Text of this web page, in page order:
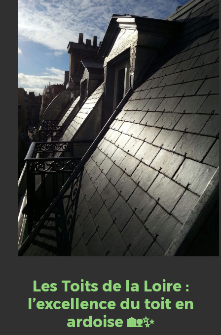
Les Toits de la Loire :
l’excellence du toit en
ardoise 🏡✨